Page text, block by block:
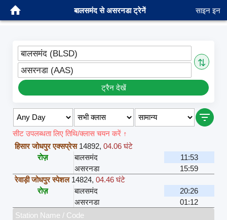
बालसमंद से असरनडा ट्रेनें साइन इन
बालसमंद (BLSD)
⇅
असरनडा (AAS)
ट्रैन देखें
सीट उपलब्धता लिए तिथि/क्लास चयन करें ↑
हिसार जोधपुर एक्सप्रेस 14892, 04.06 घंटे
रोज़
बालसमंद
11:53
असरनडा
15:59
रेवाड़ी जोधपुर स्पेशल 14824, 04.46 घंटे
रोज़
बालसमंद
20:26
असरनडा
01:12
Station Name / Code